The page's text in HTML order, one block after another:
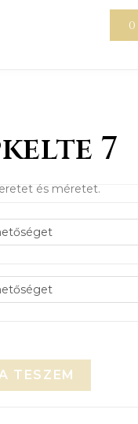
7
és méretet.
TESZEM